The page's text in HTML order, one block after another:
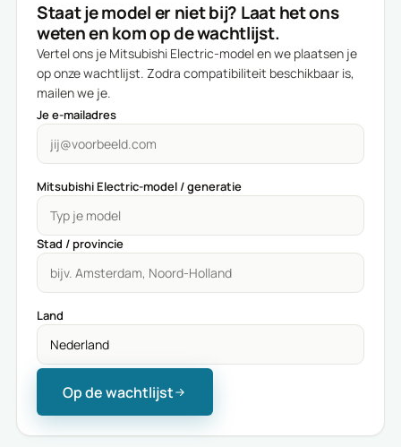
Staat je model er niet bij? Laat het ons
weten en kom op de wachtlijst.
Vertel ons je Mitsubishi Electric-model en we plaatsen je
op onze wachtlijst. Zodra compatibiliteit beschikbaar is,
mailen we je.
Je e-mailadres
Mitsubishi Electric-model / generatie
Stad / provincie
Land
Op de wachtlijst